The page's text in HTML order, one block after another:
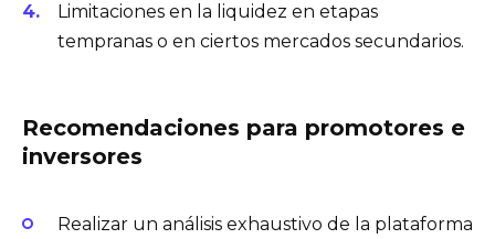
Limitaciones en la liquidez en etapas
tempranas o en ciertos mercados secundarios.
Recomendaciones para promotores e
inversores
Realizar un análisis exhaustivo de la plataforma